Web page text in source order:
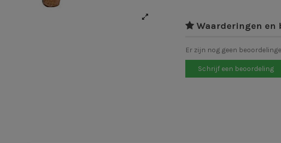
Waarderingen en
Er zijn nog geen
Schrijf een beoordeling